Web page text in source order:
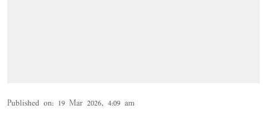
Published on: 19 Mar 2026, 4:09 am